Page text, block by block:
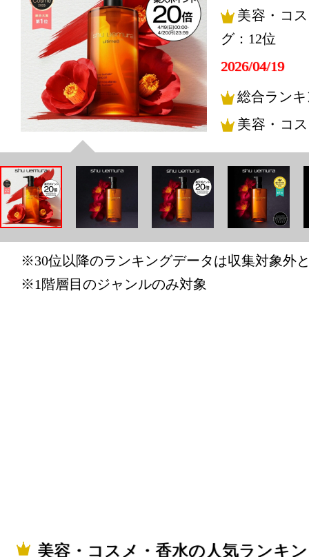
美容・コ
グ：12位
2026/04/19
総合ラン
美容・コ
2025/11/26
美容・コ
グ：16位
2025/11/25
※30位以降のランキングデータは収集対象外
※1階層目のジャンルのみ対象
美容・コスメ・香水の人気ランキ